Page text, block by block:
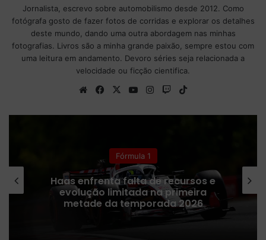
Jornalista, escrevo sobre automobilismo desde 2012. Como
fotógrafa gosto de fazer fotos de corridas e explorar os detalhes
deste mundo, dando uma outra abordagem nas minhas
fotografias. Livros são a minha grande paixão, sempre estou com
uma leitura em andamento. Devoro séries seja relacionada a
velocidade ou ficção cientifica.
We
te
Fa
bo
X
Yo
ub
Ins
ra
Tw
h
k
Fórmula 1
Receita da Fórmula 1 despenca após
cancelamentos da provas no Oriente
Médio, revela Liberty Media